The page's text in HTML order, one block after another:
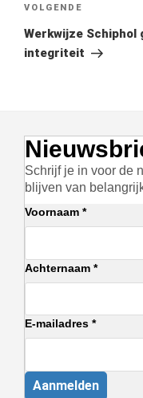
Volgend
bericht
VOLGENDE
Werkwijze Schiphol
integriteit
Schrijf je in voor de
blijven van
Voornaam *
Achternaam *
E-mailadres *
Aanmelden